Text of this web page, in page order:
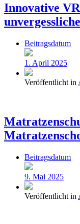
Innovative
Beitragsdatum
1. April 2025
Veröffentlicht in
Beitragsdatum
9. Mai 2025
Veröffentlicht in